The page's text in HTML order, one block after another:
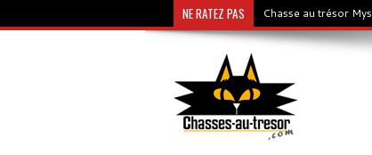
NE RATEZ PAS Chasse au trésor